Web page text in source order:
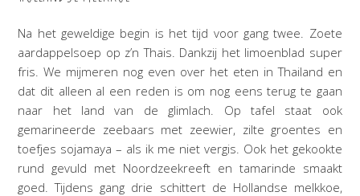
Na het geweldige begin is het tijd voor gang twee. Zoete
aardappelsoep op z’n Thais. Dankzij het limoenblad super
fris. We mijmeren nog even over het eten in Thailand en
dat dit alleen al een reden is om nog eens terug te gaan
naar het land van de glimlach. Op tafel staat ook
gemarineerde zeebaars met zeewier, zilte groentes en
toefjes sojamaya – als ik me niet vergis. Ook het gekookte
rund gevuld met Noordzeekreeft en tamarinde smaakt
goed. Tijdens gang drie schittert de Hollandse melkkoe,